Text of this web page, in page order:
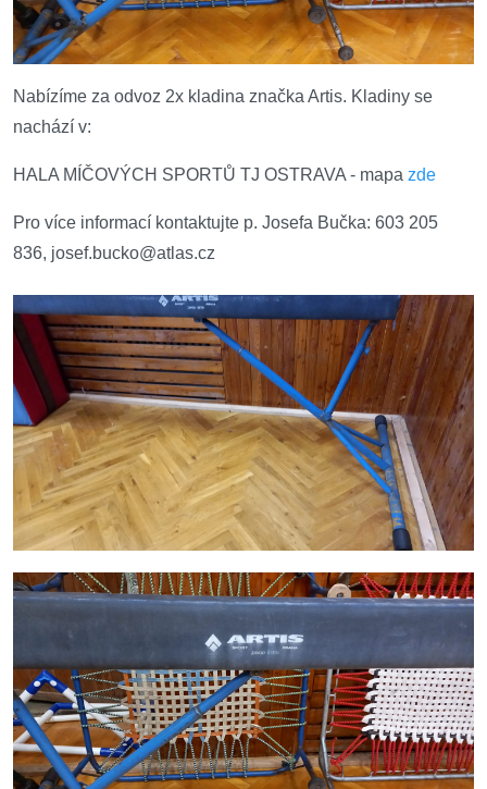
Nabízíme za odvoz 2x kladina značka Artis. Kladiny se
nachází v:
HALA MÍČOVÝCH SPORTŮ TJ OSTRAVA - mapa zde
Pro více informací kontaktujte p. Josefa Bučka: 603 205
836, josef.bucko@atlas.cz